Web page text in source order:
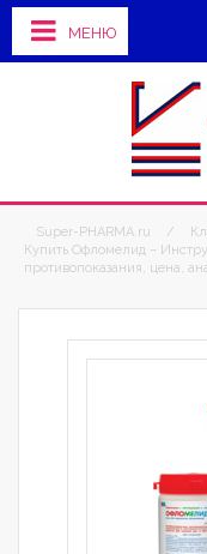
МЕНЮ
Super-PHARMA.ru /
Купить Офломелид –
противопоказания, цена,